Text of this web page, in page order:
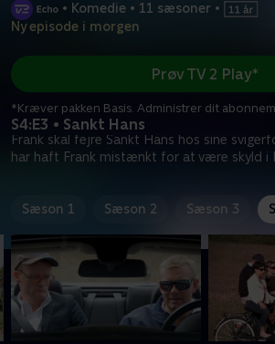
• Komedie • 11 sæsoner •
Ny episode i morgen
S4:E3 • Sankt Hans
Frank skal fejre Sankt Hans hos sine
har haft Frank mistænkt for at være skyld i
Prøv TV 2 Play*
*Kræver pakken Basis. Administrer dit
Sæson 1 Sæson 2 Sæson 3